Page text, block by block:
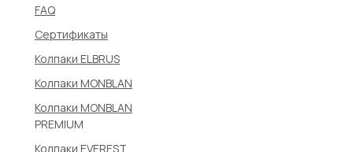
FAQ
Сертификаты
Колпаки ELBRUS
Колпаки MONBLAN
Колпаки MONBLAN
PREMIUM
Колпаки EVEREST